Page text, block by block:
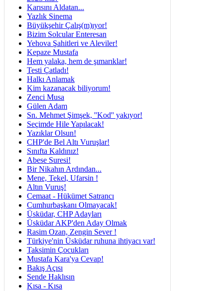
Karısını Aldatan...
Yazlık Sinema
Büyükşehir Çalış(m)ıyor!
Bizim Solcular Enteresan
Yehova Şahitleri ve Aleviler!
Kepaze Mustafa
Hem yalaka, hem de şımarıklar!
Testi Çatladı!
Halkı Anlamak
Kim kazanacak biliyorum!
Zenci Musa
Gülen Adam
Sn. Mehmet Şimşek, ''Kod'' yakıyor!
Seçimde Hile Yapılacak!
Yazıklar Olsun!
CHP'de Bel Altı Vuruşlar!
Sınıfta Kaldınız!
Abese Suresi!
Bir Nikahın Ardından...
Mene, Tekel, Ufarsin !
Altın Vuruş!
Cemaat - Hükümet Satrancı
Cumhurbaşkanı Olmayacak!
Üsküdar, CHP Adayları
Üsküdar AKP'den Aday Olmak
Rasim Ozan, Zengin Sever !
Türkiye'nin Üsküdar ruhuna ihtiyacı var!
Taksimin Çocukları
Mustafa Kara'ya Cevap!
Bakış Açısı
Sende Haklısın
Kısa - Kısa